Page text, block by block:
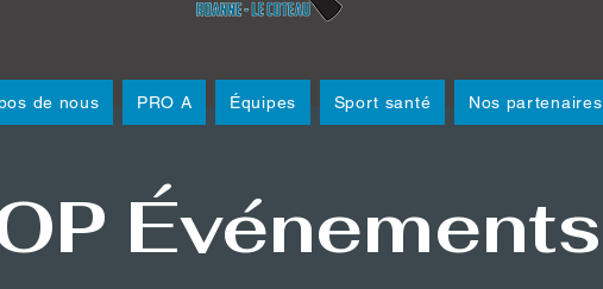
de nous PRO A Équipes Sport santé Nos partenaires
Événements